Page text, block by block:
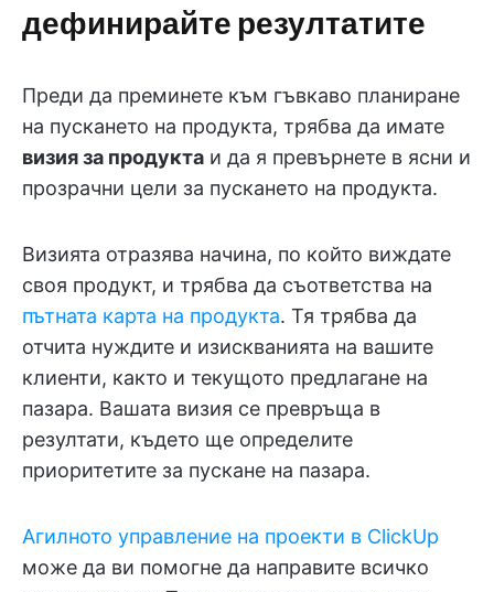
дефинирайте резултатите
Преди да преминете към гъвкаво планиране
на пускането на продукта, трябва да имате
визия за продукта и да я превърнете в ясни и
прозрачни цели за пускането на продукта.
Визията отразява начина, по който виждате
своя продукт, и трябва да съответства на
пътната карта на продукта. Тя трябва да
отчита нуждите и изискванията на вашите
клиенти, както и текущото предлагане на
пазара. Вашата визия се превръща в
резултати, където ще определите
приоритетите за пускане на пазара.
Агилното управление на проекти в ClickUp
може да ви помогне да направите всичко